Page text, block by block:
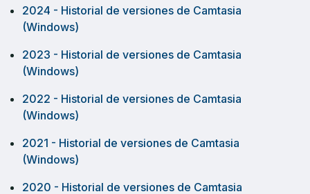
2024 - Historial de versiones de Camtasia
(Windows)
2023 - Historial de versiones de Camtasia
(Windows)
2022 - Historial de versiones de Camtasia
(Windows)
2021 - Historial de versiones de Camtasia
(Windows)
2020 - Historial de versiones de Camtasia